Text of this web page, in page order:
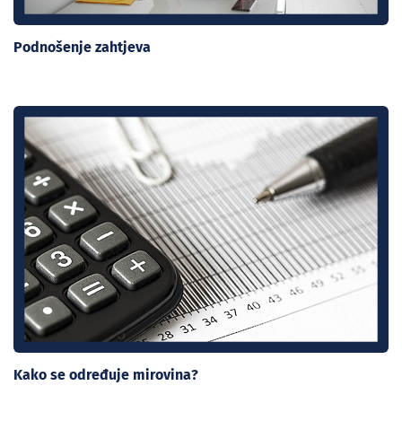
Podnošenje zahtjeva
Kako se određuje mirovina?